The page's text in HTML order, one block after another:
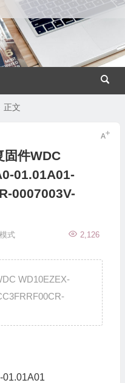
正文
固件WDC
01.01A01-
0007003V-
2,126
式
WD10EZEX-